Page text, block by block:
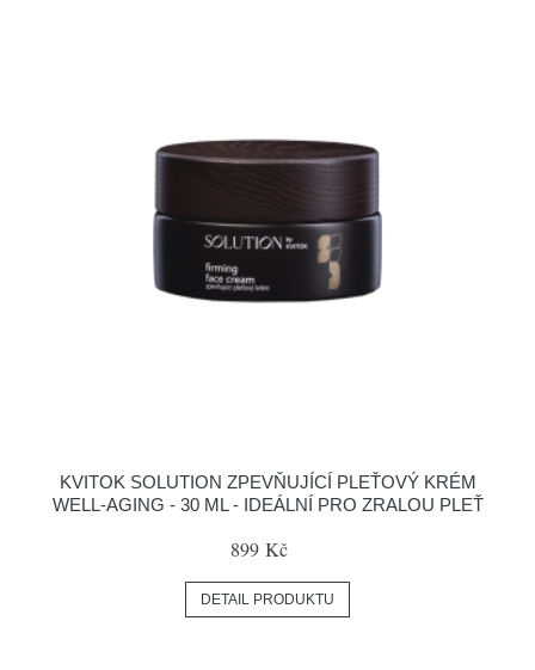
KVITOK SOLUTION ZPEVŇUJÍCÍ PLEŤOVÝ KRÉM
WELL-AGING - 30 ML - IDEÁLNÍ PRO ZRALOU PLEŤ
899 Kč
DETAIL PRODUKTU